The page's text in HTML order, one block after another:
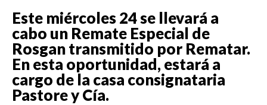
Este miércoles 24 se llevará a
cabo un Remate Especial de
Rosgan transmitido por Rematar.
En esta oportunidad, estará a
cargo de la casa consignataria
Pastore y Cía.